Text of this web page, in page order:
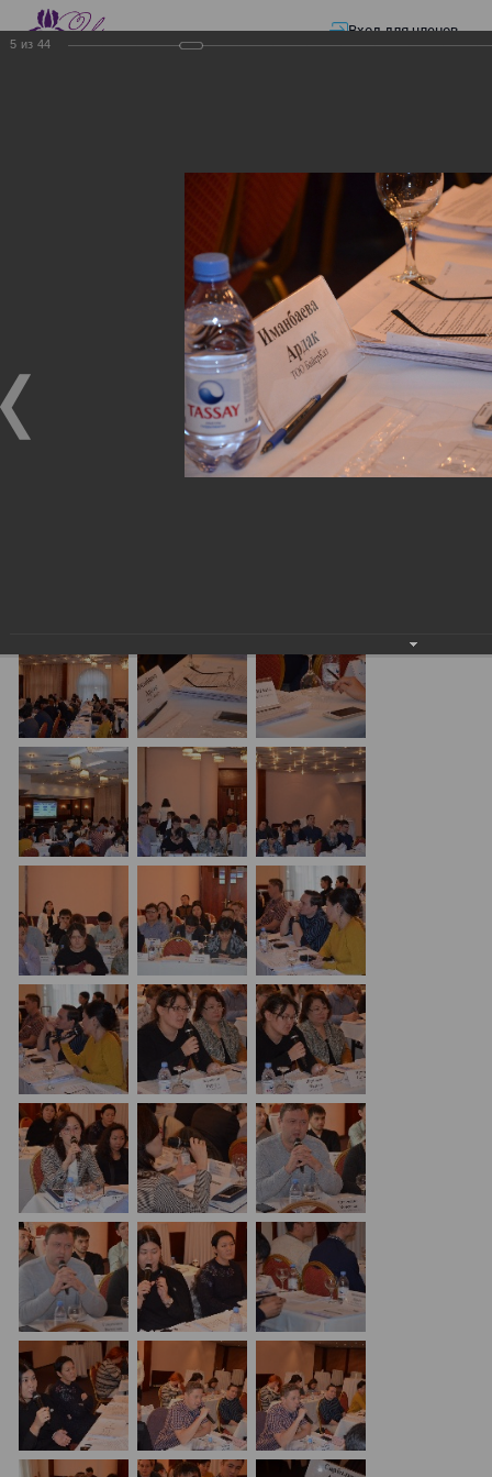
Вход для членов
Презентации
ЭЛЕКТРОННЫЕ СЧЕТА-ФАКТУРЫ.
ЭЛЕКТРОННЫЕ СЧЕТА-
ФАКТУРЫ. ВИРТУАЛЬНЫЙ
ЭЛЕКТРОННЫЕ СЧЕТА-ФАКТУРЫ. ВИРТУАЛЬНЫЙ
СКЛАД.
Семинар с КГД и разработчиками
5 из 44